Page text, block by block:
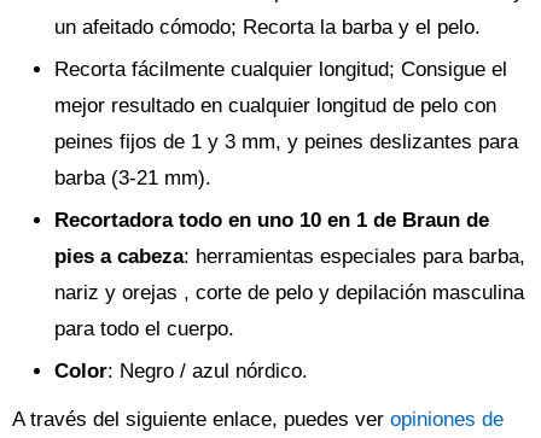
un afeitado cómodo; Recorta la barba y el pelo.
Recorta fácilmente cualquier longitud; Consigue el
mejor resultado en cualquier longitud de pelo con
peines fijos de 1 y 3 mm, y peines deslizantes para
barba (3-21 mm).
Recortadora todo en uno 10 en 1 de Braun de
pies a cabeza: herramientas especiales para barba,
nariz y orejas , corte de pelo y depilación masculina
para todo el cuerpo.
Color: Negro / azul nórdico.
A través del siguiente enlace, puedes ver opiniones de